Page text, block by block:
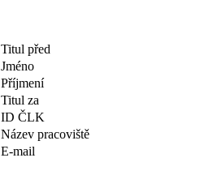
Titul před
Jméno
Příjmení
Titul za
ID ČLK
Název pracoviště
E-mail